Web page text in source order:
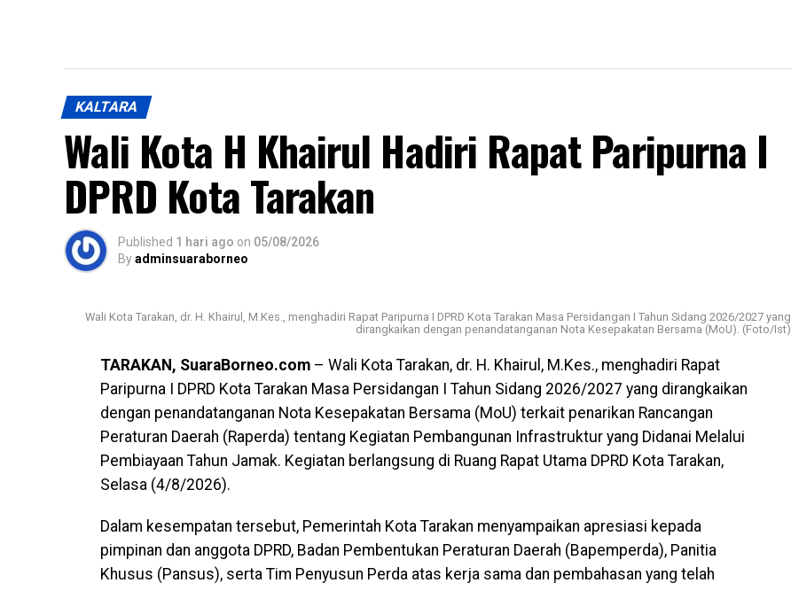
KALTARA
Wali Kota H Khairul Hadiri Rapat Paripurna I
DPRD Kota Tarakan
Published 1 hari ago on 05/08/2026
Byadminsuaraborneo
Wali Kota Tarakan, dr. H. Khairul, M.Kes., menghadiri Rapat Paripurna I DPRD Kota Tarakan Masa Persidangan I Tahun Sidang 2026/2027 yang
dirangkaikan dengan penandatanganan Nota Kesepakatan Bersama (MoU). (Foto/Ist)
TARAKAN, SuaraBorneo.com – Wali Kota Tarakan, dr. H. Khairul, M.Kes., menghadiri Rapat
Paripurna I DPRD Kota Tarakan Masa Persidangan I Tahun Sidang 2026/2027 yang dirangkaikan
dengan penandatanganan Nota Kesepakatan Bersama (MoU) terkait penarikan Rancangan
Peraturan Daerah (Raperda) tentang Kegiatan Pembangunan Infrastruktur yang Didanai Melalui
Pembiayaan Tahun Jamak. Kegiatan berlangsung di Ruang Rapat Utama DPRD Kota Tarakan,
Selasa (4/8/2026).
Dalam kesempatan tersebut, Pemerintah Kota Tarakan menyampaikan apresiasi kepada
pimpinan dan anggota DPRD, Badan Pembentukan Peraturan Daerah (Bapemperda), Panitia
Khusus (Pansus), serta Tim Penyusun Perda atas kerja sama dan pembahasan yang telah